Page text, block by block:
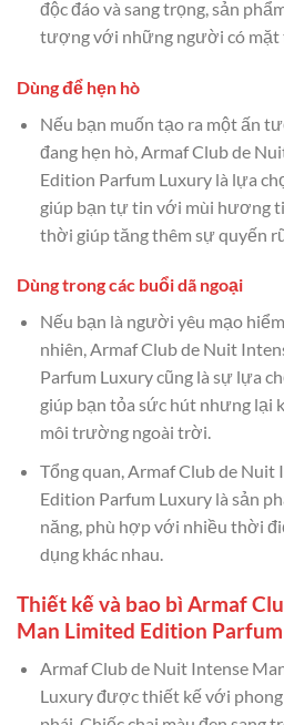
độc đáo và sang trọng, sản
tượng với những người có mặt
Dùng để hẹn hò
Nếu bạn muốn tạo ra một ấn
đang hẹn hò, Armaf Club de
Edition Parfum Luxury là lựa
giúp bạn tự tin với mùi hương
thời giúp tăng thêm sự quyến
Dùng trong các buổi dã ngoại
Nếu bạn là người yêu mạo
nhiên, Armaf Club de Nuit
Parfum Luxury cũng là sự lựa
giúp bạn tỏa sức hút nhưng lại
môi trường ngoài trời.
Tổng quan, Armaf Club de Nuit
Edition Parfum Luxury là sản
năng, phù hợp với nhiều thời
dụng khác nhau.
Thiết kế và bao bì Armaf
Man Limited Edition
Armaf Club de Nuit Intense
Luxury được thiết kế với phong